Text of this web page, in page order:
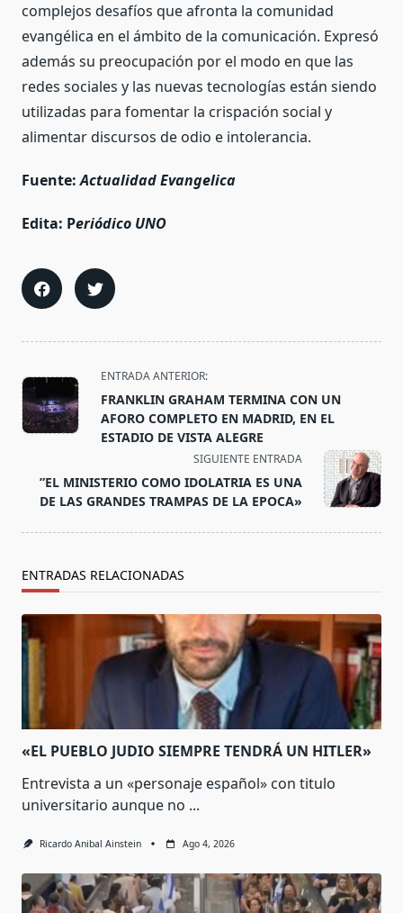
complejos desafíos que afronta la comunidad
evangélica en el ámbito de la comunicación. Expresó
además su preocupación por el modo en que las
redes sociales y las nuevas tecnologías están siendo
utilizadas para fomentar la crispación social y
alimentar discursos de odio e intolerancia.
Fuente:Actualidad Evangelica
Edita: Periódico UNO
<span
class="nav-
subtitle
screen-
text">Página</span>
ENTRADA ANTERIOR:
FRANKLIN GRAHAM TERMINA CON UN
AFORO COMPLETO EN MADRID, EN EL
ESTADIO DE VISTA ALEGRE
SIGUIENTE ENTRADA
”EL MINISTERIO COMO IDOLATRIA ES UNA
DE LAS GRANDES TRAMPAS DE LA EPOCA»
ENTRADAS RELACIONADAS
«EL PUEBLO JUDIO SIEMPRE TENDRÁ UN HITLER»
Entrevista a un «personaje español» con titulo
universitario aunque no ...
Ricardo Anibal Ainstein Ago 4, 2026